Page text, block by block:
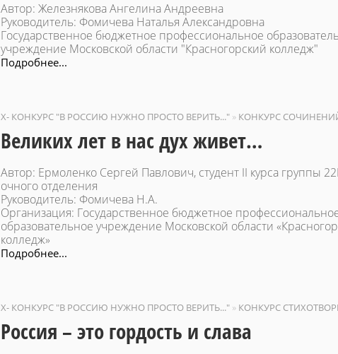
Автор: Железнякова Ангелина Андреевна
Руководитель: Фомичева Наталья Александровна
Государственное бюджетное профессиональное
учреждение Московской области "Красногорский колледж"
Подробнее...
X- КОНКУРС "В РОССИЮ НУЖНО ПРОСТО ВЕРИТЬ..." » КОНКУРС
Великих лет в нас дух живет…
Автор: Ермоленко Сергей Павлович, студент II курса группы
очного отделения
Руководитель: Фомичева Н.А.
Организация: Государственное бюджетное
образовательное учреждение Московской области
колледж»
Подробнее...
X- КОНКУРС "В РОССИЮ НУЖНО ПРОСТО ВЕРИТЬ..." » КОНКУРС
Россия – это гордость и слава